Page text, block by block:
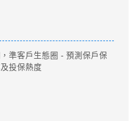
準客戶生態圈 - 預測保戶保
投保熱度